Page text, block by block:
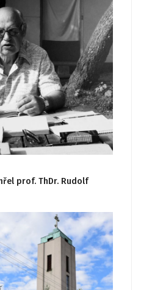
prof. ThDr. Rudolf